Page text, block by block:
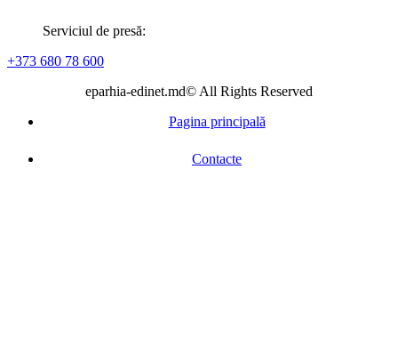
Serviciul de presă:
+373 680 78 600
eparhia-edinet.md© All Rights Reserved
Pagina principală
Contacte